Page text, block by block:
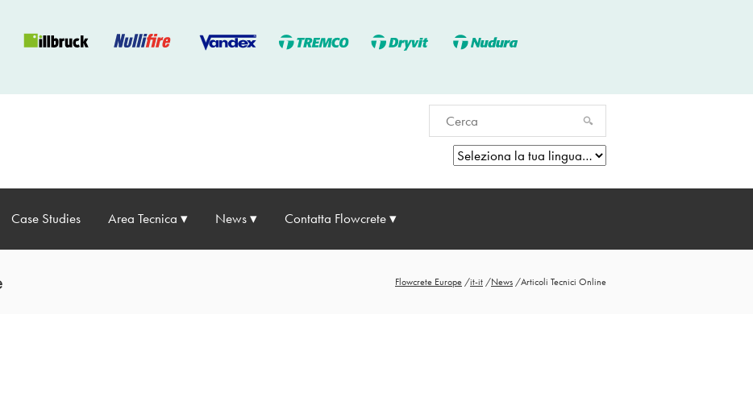
Case Studies Area Tecnica News Contatta Flowcrete
Flowcrete Europe /it-it /News /Articoli Tecnici Online